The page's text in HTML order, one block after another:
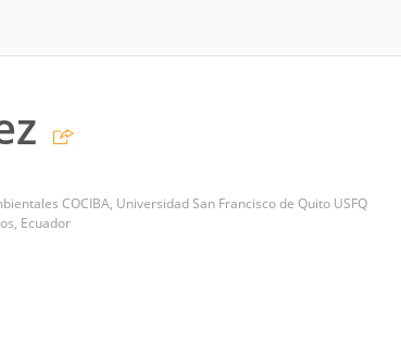
COCIBA, Universidad San Francisco de Quito USFQ
Ecuador